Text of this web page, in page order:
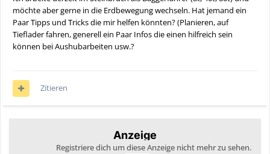
möchte aber gerne in die Erdbewegung wechseln. Hat jemand ein
Paar Tipps und Tricks die mir helfen könnten? (Planieren, auf
Tieflader fahren, generell ein Paar Infos die einen hilfreich sein
können bei Aushubarbeiten usw.?
Zitieren
Anzeige
Registriere dich um diese Anzeige nicht mehr zu sehen.